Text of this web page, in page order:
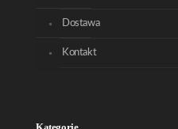
Dostawa
Kontakt